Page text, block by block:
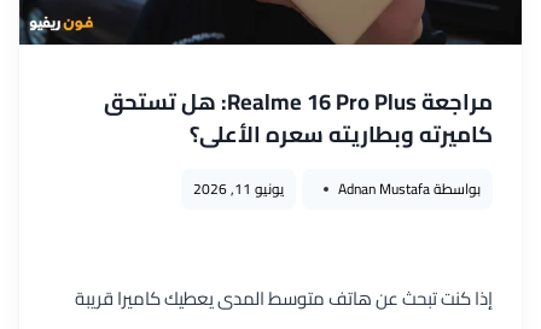
مراجعة Realme 16 Pro Plus: هل تستحق
كاميرته وبطاريته سعره الأعلى؟
بواسطةAdnan Mustafa يونيو 11, 2026
إذا كنت تبحث عن هاتف متوسط المدى يعطيك كاميرا قريبة